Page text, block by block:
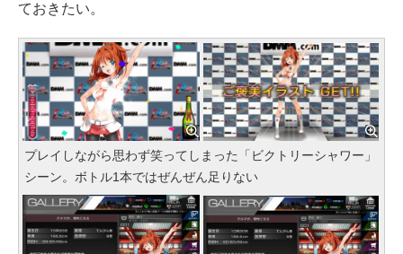
ておきたい。
プレイしながら思わず笑ってしまった「ビクトリーシャワー」
シーン。ボトル1本ではぜんぜん足りない